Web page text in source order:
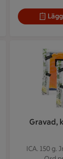
Gravad,
ICA. 150 g.